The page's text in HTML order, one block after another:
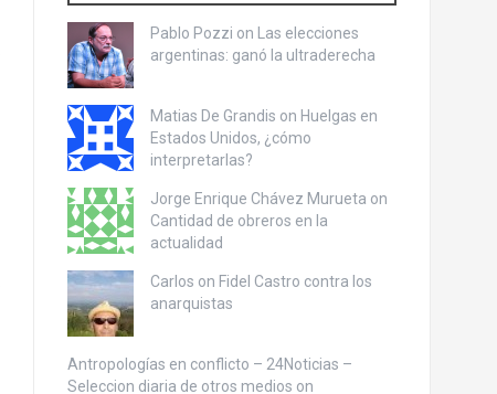
Pablo Pozzi on Las elecciones
argentinas: ganó la ultraderecha
Matias De Grandis on Huelgas en
Estados Unidos, ¿cómo
interpretarlas?
Jorge Enrique Chávez Murueta on
Cantidad de obreros en la
actualidad
Carlos on Fidel Castro contra los
anarquistas
Antropologías en conflicto – 24Noticias –
Seleccion diaria de otros medios on